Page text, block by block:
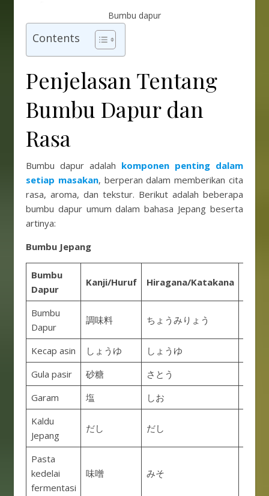
Bumbu dapur
Contents
Penjelasan Tentang
Bumbu Dapur dan
Rasa
Bumbu dapur adalah komponen penting dalam
setiap masakan, berperan dalam memberikan cita
rasa, aroma, dan tekstur. Berikut adalah beberapa
bumbu dapur umum dalam bahasa Jepang beserta
artinya:
Bumbu Jepang
Bumbu
Dapur
Kanji/Huruf Hiragana/Katakana
Bumbu
Dapur
調味料 ちょうみりょう
Kecap asin しょうゆ しょうゆ
Gula pasir
砂糖 さとう
Garam
塩 しお
Kaldu
Jepang
だし だし
Pasta
kedelai
fermentasi
味噌 みそ